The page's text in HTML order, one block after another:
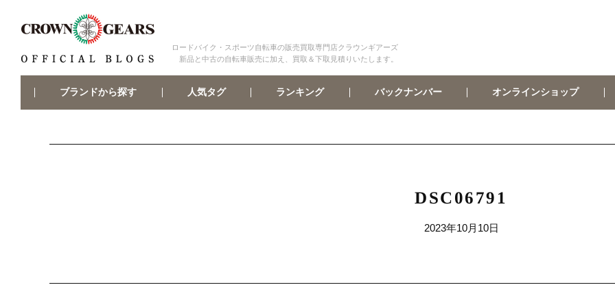
ロードバイク・スポーツ自転車の販売買取専門店クラウンギアーズ
新品と中古の自転車販売に加え、買取＆下取見積りいたします。
ブランドから探す 人気タグ ランキング バックナンバー オンラインショップ
DSC06791
2023年10月10日